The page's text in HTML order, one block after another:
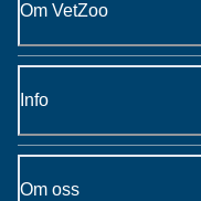
Om VetZoo
Info
Om oss